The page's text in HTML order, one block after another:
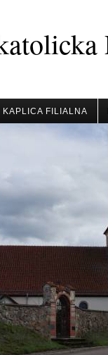
KAPLICA FILIALNA